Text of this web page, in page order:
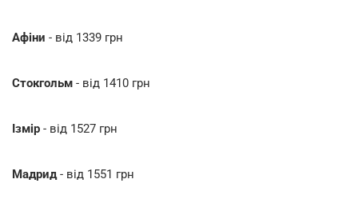
Афіни - від 1339 грн
Стокгольм - від 1410 грн
Ізмір - від 1527 грн
Мадрид- від 1551 грн